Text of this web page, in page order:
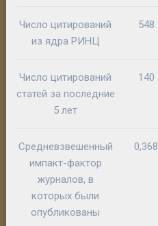
Число цитирований
из ядра РИНЦ
548
Число цитирований
статей за последние
5 лет
140
Средневзвешенный
импакт-фактор
журналов, в
которых были
опубликованы
0,368